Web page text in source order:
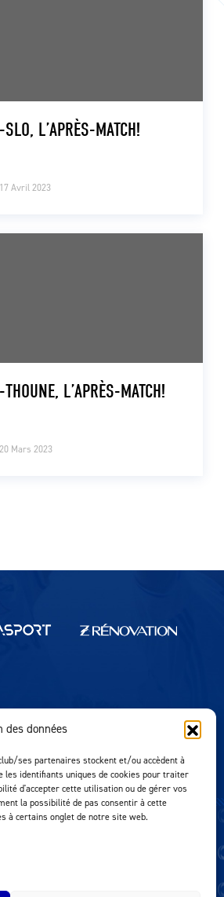
des données
ses partenaires stockent et/ou accèdent à
identifiants uniques de cookies pour traiter
d'accepter cette utilisation ou de gérer vos
la possibilité de pas consentir à cette
à certains onglet de notre site web.
17 Avril 2023
L’APRÈS-MATCH!
20 Mars 2023
L’APRÈS-MATCH!